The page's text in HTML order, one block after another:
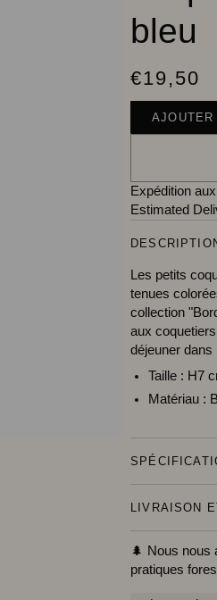
bleu
€19,50
Expédition
Estimated
Les petits
tenues
collection
aux
déjeuner dans
Taille : H7
Matériau :
LIVRAISON
🌲 Nous nous
pratiques